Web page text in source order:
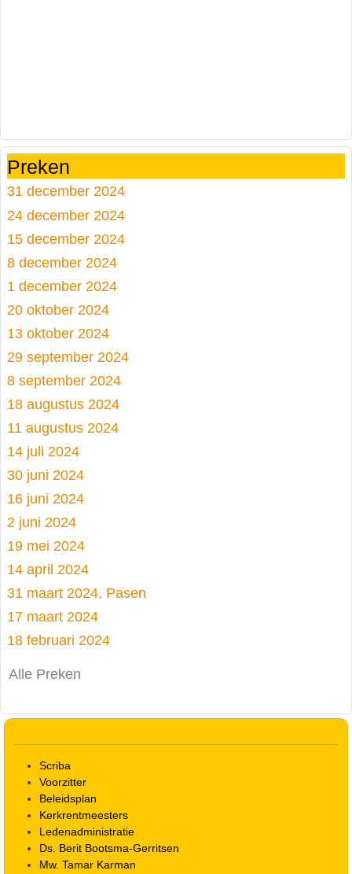
Preken
31 december 2024
24 december 2024
15 december 2024
8 december 2024
1 december 2024
20 oktober 2024
13 oktober 2024
29 september 2024
8 september 2024
18 augustus 2024
11 augustus 2024
14 juli 2024
30 juni 2024
16 juni 2024
2 juni 2024
19 mei 2024
14 april 2024
31 maart 2024, Pasen
17 maart 2024
18 februari 2024
Alle Preken
Scriba
Voorzitter
Beleidsplan
Kerkrentmeesters
Ledenadministratie
Ds. Berit Bootsma-Gerritsen
Mw. Tamar Karman